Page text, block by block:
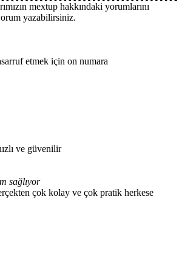
mextup hakkındaki yorumlarını
yazabilirsiniz.
etmek için on numara
ve güvenilir
sağlıyor
çok kolay ve çok pratik herkese